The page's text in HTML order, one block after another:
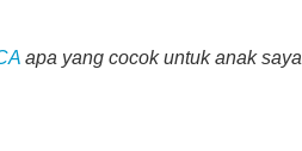
apa yang cocok untuk anak saya